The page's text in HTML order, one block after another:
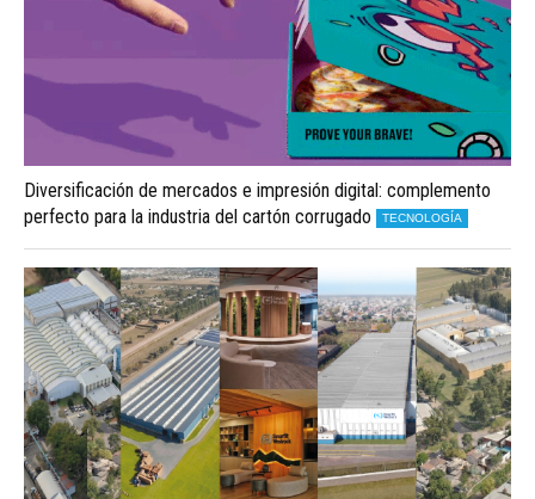
Diversificación de mercados e impresión digital: complemento
perfecto para la industria del cartón corrugado
TECNOLOGÍA